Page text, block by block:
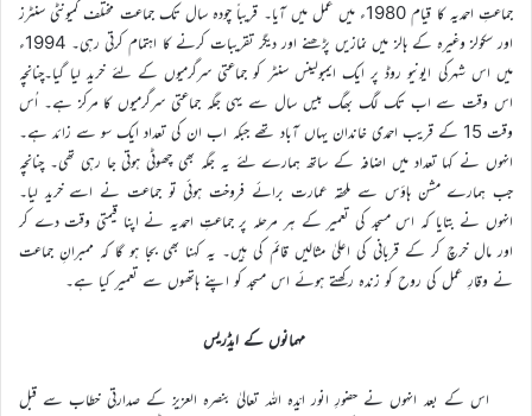
جماعتِ احمدیہ کا قیام 1980ء میں عمل میں آیا۔ قریباً چودہ سال تک جماعت مختلف کمیونٹی سنٹرز
اور سکولز وغیرہ کے ہالز میں نمازیں پڑھنے اور دیگر تقریبات کرنے کا اہتمام کرتی رہی۔ 1994ء
میں اس شہرکی ایونیو روڈ پر ایک ایمبولینس سنٹر کو جماعتی سرگرمیوں کے لئے خرید لیا گیا۔چنانچہ
اس وقت سے اب تک لگ بھگ بیس سال سے یہی جگہ جماعتی سرگرمیوں کا مرکز ہے۔ اُس
وقت 15 کے قریب احمدی خاندان یہاں آباد تھے جبکہ اب ان کی تعداد ایک سو سے زائد ہے۔
انہوں نے کہا تعداد میں اضافہ کے ساتھ ہمارے لئے یہ جگہ بھی چھوٹی ہوتی جا رہی تھی۔ چنانچہ
جب ہمارے مشن ہاؤس سے ملحقہ عمارت برائے فروخت ہوئی تو جماعت نے اسے خرید لیا۔
انہوں نے بتایا کہ اس مسجد کی تعمیر کے ہر مرحلہ پر جماعتِ احمدیہ نے اپنا قیمتی وقت دے کر
اور مال خرچ کر کے قربانی کی اعلیٰ مثالیں قائم کی ہیں۔ یہ کہنا بھی بجا ہو گا کہ ممبرانِ جماعت
نے وقارِ عمل کی روح کو زندہ رکھتے ہوئے اس مسجد کو اپنے ہاتھوں سے تعمیر کیا ہے۔
مہمانوں کے ایڈریس
اس کے بعد انہوں نے حضورِ انور ایّدہ اللہ تعالیٰ بنصرہ العزیز کے صدارتی خطاب سے قبل